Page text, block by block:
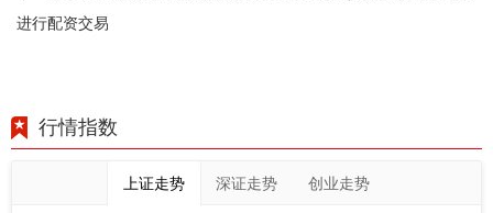
进行配资交易
行情指数
上证走势 深证走势 创业走势